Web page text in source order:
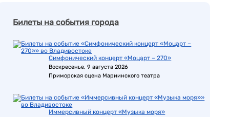
Билеты на события города
Симфонический концерт «Моцарт – 270»
Воскресенье, 9 августа 2026
Приморская сцена Мариинского театра
Иммерсивный концерт «Музыка моря»